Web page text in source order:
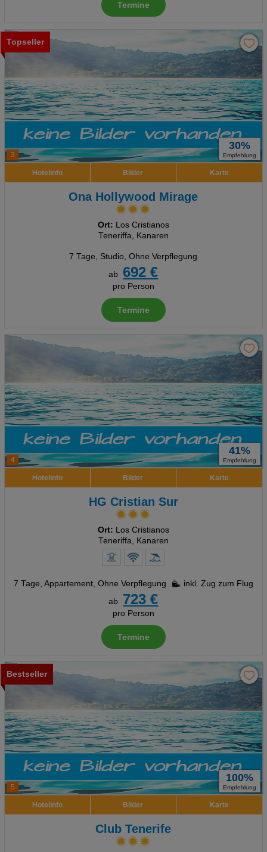
Termine
3
Topseller
30%
Empfehlung
Hotelinfo Bilder Karte
Ona Hollywood Mirage
Ort: Los Cristianos
Teneriffa, Kanaren
7 Tage, Studio, Ohne Verpflegung
ab
692 €
pro Person
Termine
4
41%
Empfehlung
Hotelinfo Bilder Karte
HG Cristian Sur
Ort: Los Cristianos
Teneriffa, Kanaren
7 Tage, Appartement, Ohne Verpflegung
inkl. Zug zum Flug
ab
723 €
pro Person
Termine
5
Bestseller
100%
Empfehlung
Hotelinfo Bilder Karte
Club Tenerife